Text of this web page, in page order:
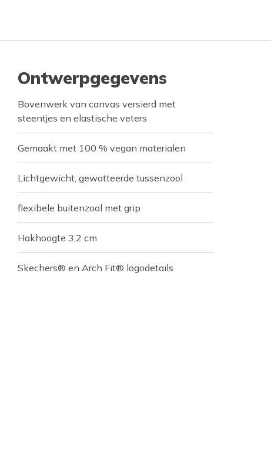
Ontwerpgegevens
Bovenwerk van canvas versierd met
steentjes en elastische veters
Gemaakt met 100 % vegan materialen
Lichtgewicht, gewatteerde tussenzool
flexibele buitenzool met grip
Hakhoogte 3,2 cm
Skechers® en Arch Fit® logodetails